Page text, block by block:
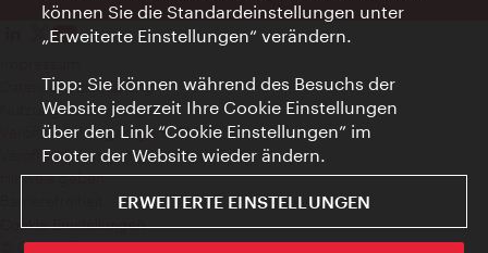
Datenschutzerklärung
Nutzungsbedingungen
Veröffentlichungen gem. EMFG
Veröffentlichungen gem. MedKF‑TG
Hinweis geben
Cookie Einstellungen
© Copyright Wien Tourismus
können Sie die Standardeinstellungen unter
„Erweiterte Einstellungen“ verändern.
Tipp: Sie können während des Besuchs der
Website jederzeit Ihre Cookie Einstellungen
über den Link “Cookie Einstellungen” im
Footer der Website wieder ändern.
ERWEITERTE EINSTELLUNGEN